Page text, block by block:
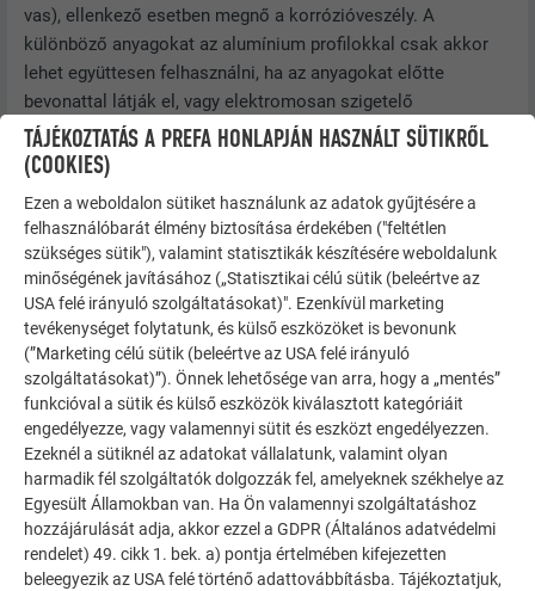
vas), ellenkező esetben megnő a korrózióveszély. A
különböző anyagokat az alumínium profilokkal csak akkor
lehet együttesen felhasználni, ha az anyagokat előtte
bevonattal látják el, vagy elektromosan szigetelő
távtartókkal (pl. műanyag alátétekkel) választják el a
profiltól. Kültéri felhasználás esetén alapvető fontosságú az
A Siding, Siding.X és perforált Siding elemeket védeni kell az
épület más részeitől (pl. beton) és a környezetből (korróziós
környezet, pl. útszóró só) eredő káros hatásoktól.
Anyagpárosítás
Vidéki
környezet
Városi vagy
ipari
környezet
Közelben lévő
tó vagy
tenger
Cink + + +
Rozsdamentes
acél
+ + +
TÁJÉKOZTATÁS A PREFA HONLAPJÁN HASZNÁLT SÜTIKRŐL
(COOKIES)
Ezen a weboldalon sütiket használunk az adatok gyűjtésére a
felhasználóbarát élmény biztosítása érdekében ("feltétlen
szükséges sütik"), valamint statisztikák készítésére weboldalunk
minőségének javításához („Statisztikai célú sütik (beleértve az
USA felé irányuló szolgáltatásokat)". Ezenkívül marketing
tevékenységet folytatunk, és külső eszközöket is bevonunk
(”Marketing célú sütik (beleértve az USA felé irányuló
szolgáltatásokat)”). Önnek lehetősége van arra, hogy a „mentés”
funkcióval a sütik és külső eszközök kiválasztott kategóriáit
engedélyezze, vagy valamennyi sütit és eszközt engedélyezzen.
Ezeknél a sütiknél az adatokat vállalatunk, valamint olyan
harmadik fél szolgáltatók dolgozzák fel, amelyeknek székhelye az
Egyesült Államokban van. Ha Ön valamennyi szolgáltatáshoz
hozzájárulását adja, akkor ezzel a GDPR (Általános adatvédelmi
rendelet) 49. cikk 1. bek. a) pontja értelmében kifejezetten
beleegyezik az USA felé történő adattovábbításba. Tájékoztatjuk,